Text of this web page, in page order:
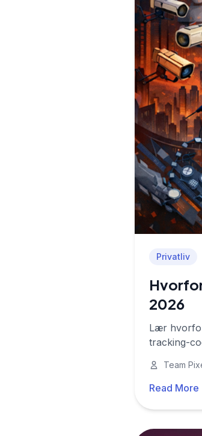
Privatliv
2026
Lær
tracking-
Team
Read More